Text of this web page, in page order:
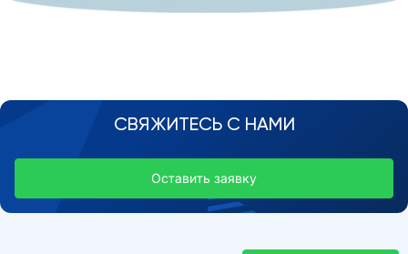
СВЯЖИТЕСЬ С НАМИ
Оставить заявку